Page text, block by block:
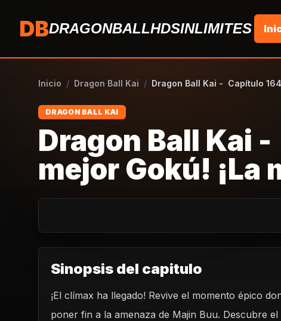
DBDRAGONBALLHDSINLIMITES
Inicio / Dragon Ball Kai / Dragon Ball Kai - Capítulo
DRAGON BALL KAI
Dragon Ball Kai
mejor Gokú! ¡La
Sinopsis del capitulo
¡El clímax ha llegado! Revive el momento épico
poner fin a la amenaza de Majin Buu. Descubre el